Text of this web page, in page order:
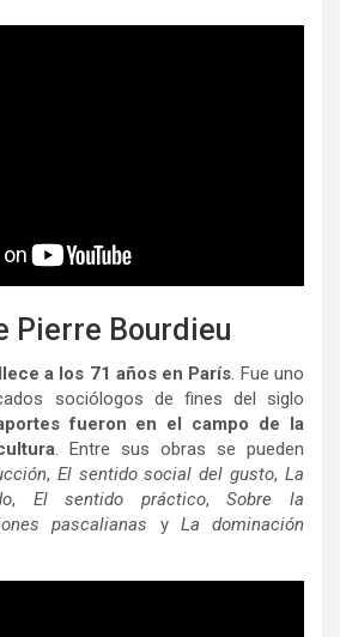
Pierre Bourdieu
a los 71 años en París. Fue uno
sociólogos de fines del siglo
fueron en el campo de la
. Entre sus obras se pueden
, El sentido social del gusto, La
, El sentido práctico,Sobre la
pascalianas y La dominación